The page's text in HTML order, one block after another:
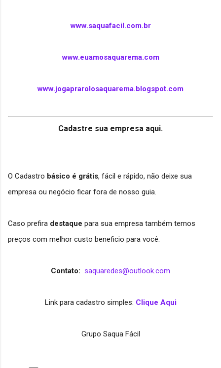
www.saquafacil.com.br
www.euamosaquarema.com
www.jogaprarolosaquarema.blogspot.com
Cadastre sua empresa aqui.
O Cadastro básico é grátis, fácil e rápido, não deixe sua
empresa ou negócio ficar fora de nosso guia.
Caso prefira destaque para sua empresa também temos
preços com melhor custo beneficio para você.
Contato: saquaredes@outlook.com
Link para cadastro simples: Clique Aqui
Grupo Saqua Fácil